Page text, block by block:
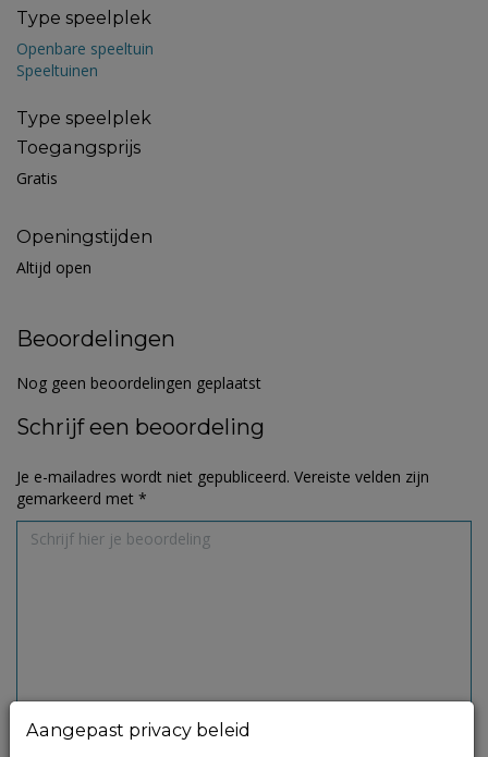
Type speelplek
Openbare speeltuin
Speeltuinen
Type speelplek
Toegangsprijs
Gratis
Openingstijden
Altijd open
Beoordelingen
Nog geen beoordelingen geplaatst
Schrijf een beoordeling
Je e-mailadres wordt niet gepubliceerd. Vereiste velden zijn
gemarkeerd met *
Aangepast privacy beleid